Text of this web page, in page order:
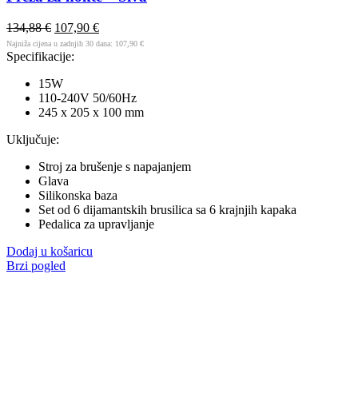
134,88€ 107,90 €
Najniža cijena u zadnjih 30 dana: 107,90 €
Specifikacije:
15W
110-240V 50/60Hz
245 x 205 x 100 mm
Uključuje:
Stroj za brušenje s napajanjem
Glava
Silikonska baza
Set od 6 dijamantskih brusilica sa 6 krajnjih kapaka
Pedalica za upravljanje
Dodaj u košaricu
Brzi pogled